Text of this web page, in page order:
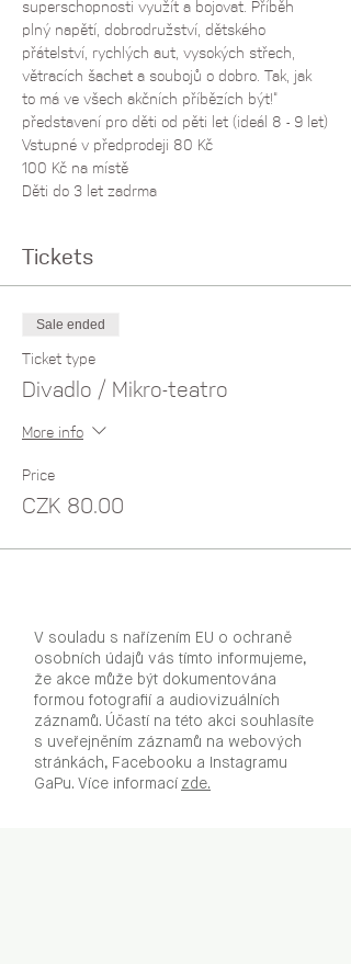
superschopnosti využít a bojovat. Příběh
plný napětí, dobrodružství, dětského
přátelství, rychlých aut, vysokých střech,
větracích šachet a soubojů o dobro. Tak, jak
to má ve všech akčních příbězích být!“
představení pro děti od pěti let (ideál 8 - 9 let)
Vstupné v předprodeji 80 Kč
100 Kč na místě
Děti do 3 let zadrma
Tickets
Sale ended
Ticket type
Divadlo / Mikro-teatro
More info
Price
CZK 80.00
V souladu s nařízením EU o ochraně
osobních údajů vás tímto informujeme,
že akce může být dokumentována
formou fotografií a audiovizuálních
záznamů. Účastí na této akci souhlasíte
s uveřejněním záznamů na webových
stránkách, Facebooku a Instagramu
GaPu. Více informací zde.